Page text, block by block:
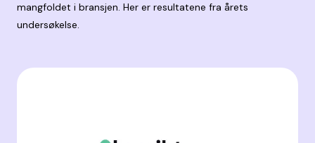
mangfoldet i bransjen. Her er resultatene fra årets
undersøkelse.